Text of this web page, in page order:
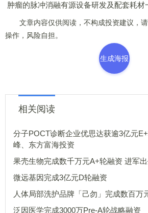
肿瘤的脉冲消融有源设备研发及配套耗材
文章内容仅供阅读，不构成投资建议，请
操作，风险自担。
生成海报
相关阅读
分子POCT诊断企业优思达获逾3亿元
峰、东方富海投资
果壳生物完成数
微远基因完成3亿元D轮融资
人体局部洗护品牌「己勿」完成数百万
泛因医学完成3000万Pre-A轮战略融资